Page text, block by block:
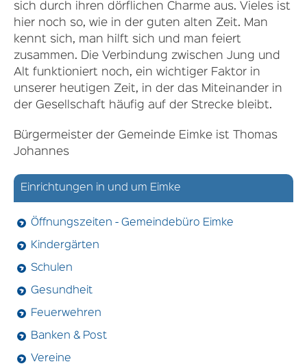
sich durch ihren dörflichen Charme aus. Vieles ist
hier noch so, wie in der guten alten Zeit. Man
kennt sich, man hilft sich und man feiert
zusammen. Die Verbindung zwischen Jung und
Alt funktioniert noch, ein wichtiger Faktor in
unserer heutigen Zeit, in der das Miteinander in
der Gesellschaft häufig auf der Strecke bleibt.
Bürgermeister der Gemeinde Eimke ist Thomas
Johannes
Einrichtungen in und um Eimke
Öffnungszeiten - Gemeindebüro Eimke
Kindergärten
Schulen
Gesundheit
Feuerwehren
Banken & Post
Vereine